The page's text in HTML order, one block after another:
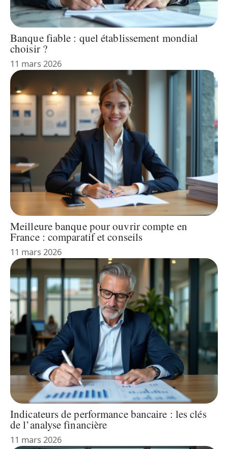
Banque fiable : quel établissement mondial
choisir ?
11 mars 2026
Meilleure banque pour ouvrir compte en
France : comparatif et conseils
11 mars 2026
Indicateurs de performance bancaire : les clés
de l’analyse financière
11 mars 2026